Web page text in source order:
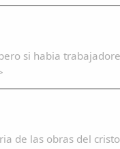
si habia
de las obras del